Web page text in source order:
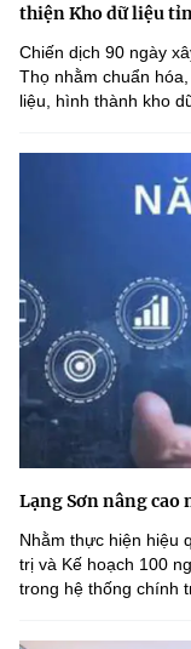
thiện Kho dữ liệu
Chiến dịch 90 ngày
Thọ nhằm chuẩn
liệu, hình thành kho
Lạng Sơn nâng cao
Nhằm thực hiện hiệu
trị và Kế hoạch 100
trong hệ thống chính